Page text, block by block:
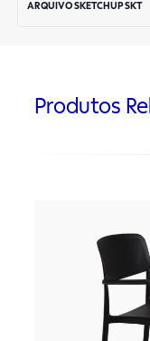
ARQUIVO SKETCHUP SKT
Produtos